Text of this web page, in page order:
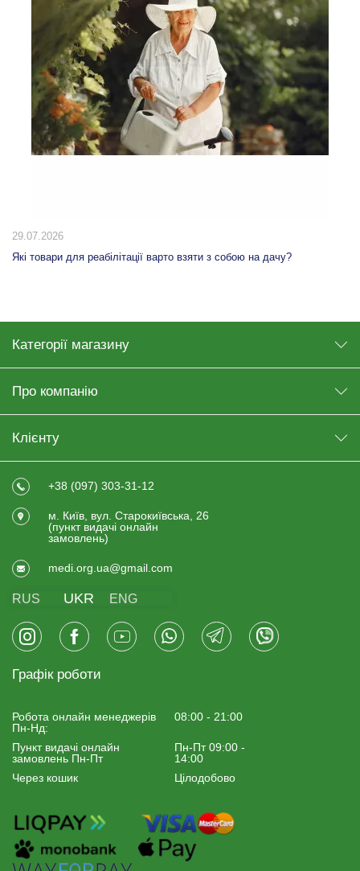
20.07.2026
10 способів використання табурета-сходинки вдома: від кухні до
Категорії магазину
Про компанію
Клієнту
+38 (097) 303-31-12
м. Київ, вул. Старокиївська, 26
(пункт видачi онлайн
замовлень)
medi.org.ua@gmail.com
RUS UKR ENG
Графік роботи
Робота онлайн менеджерiв
Пн-Нд:
08:00 - 21:00
Пункт видачі онлайн
замовлень Пн-Пт
Пн-Пт 09:00 -
14:00
Через кошик
Цілодобово